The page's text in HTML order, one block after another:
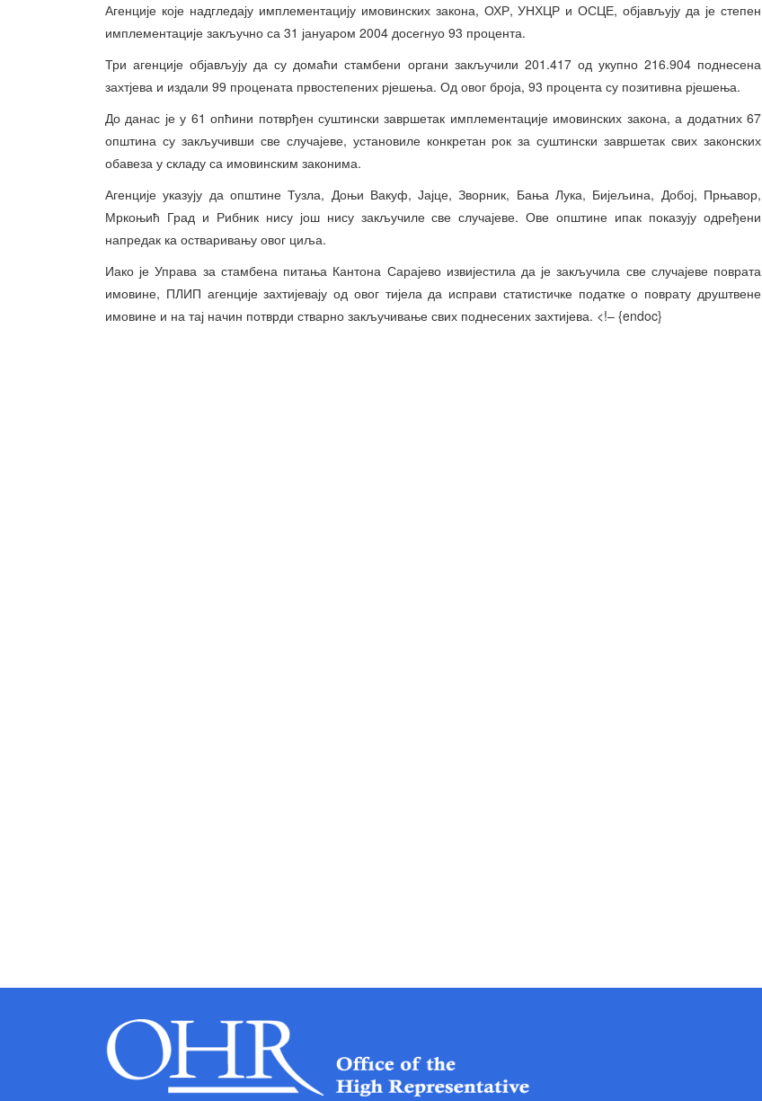
Агенције које надгледају имплементацију имовинских закона, ОХР, УНХЦР и ОСЦЕ, објављују да је степен
имплементације закључно са 31 јануаром 2004 досегнуо 93 процента.
Три агенције објављују да су домаћи стамбени органи закључили 201.417 од укупно 216.904 поднесена
захтјева и издали 99 процената првостепених рјешења. Од овог броја, 93 процента су позитивна рјешења.
До данас је у 61 опћини потврђен суштински завршетак имплементације имовинских закона, а додатних 67
општина су закључивши све случајеве, установиле конкретан рок за суштински завршетак свих законских
обавеза у складу са имовинским законима.
Агенције указују да општине Тузла, Доњи Вакуф, Јајце, Зворник, Бања Лука, Бијељина, Добој, Прњавор,
Мркоњић Град и Рибник нису још нису закључиле све случајеве. Ове општине ипак показују одређени
напредак ка остваривању овог циља.
Иако је Управа за стамбена питања Кантона Сарајево извијестила да је закључила све случајеве поврата
имовине, ПЛИП агенције захтијевају од овог тијела да исправи статистичке податке о поврату друштвене
имовине и на тај начин потврди стварно закључивање свих поднесених захтијева. <!– {endoc}